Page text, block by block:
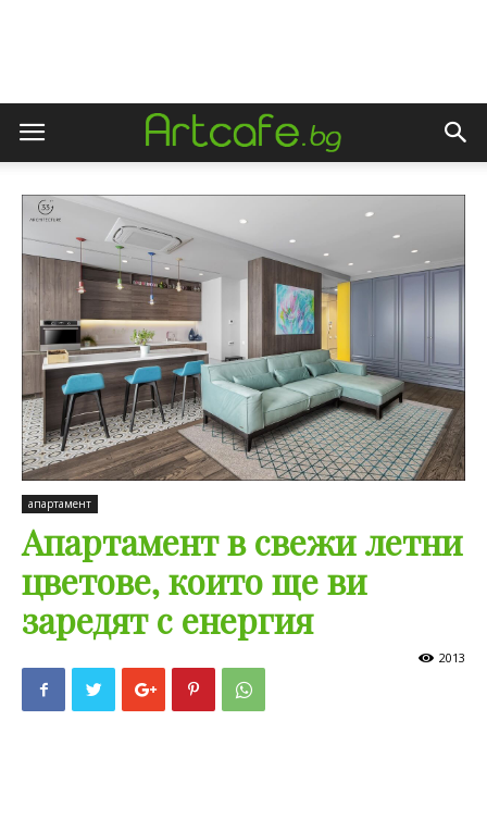
апартамент
Апартамент в свежи летни
цветове, които ще ви
заредят с енергия
2013